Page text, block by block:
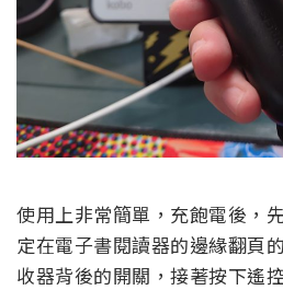
使用上非常簡單，充飽電後，
定在電子書閱讀器的邊緣翻頁
收器背後的開關，接著按下遙